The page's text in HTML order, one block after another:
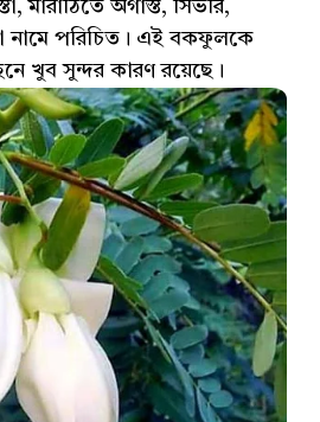
মারাঠিতে অগাস্ত, সিভরি,
নামে পরিচিত। এই বকফুলকে
খুব সুন্দর কারণ রয়েছে।